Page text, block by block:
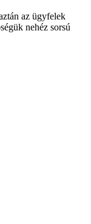
az ügyfelek
nehéz sorsú